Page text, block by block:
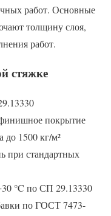
работ. Основные
толщину слоя,
работ.
стяжке
покрытие
до 1500 кг/м²
при стандартных
°C по СП 29.13330
по ГОСТ 7473-